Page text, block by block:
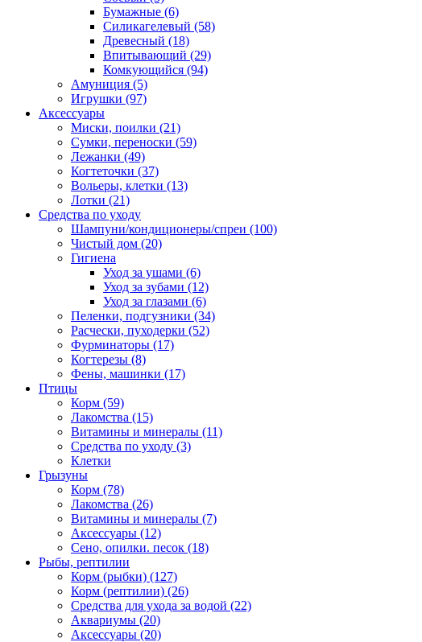
Бумажные (6)
Силикагелевый (58)
Древесный (18)
Впитывающий (29)
Комкующийся (94)
Амуниция (5)
Игрушки (97)
Аксессуары
Миски, поилки (21)
Сумки, переноски (59)
Лежанки (49)
Когтеточки (37)
Вольеры, клетки (13)
Лотки (21)
Средства по уходу
Шампуни/кондиционеры/спреи (100)
Чистый дом (20)
Гигиена
Уход за ушами (6)
Уход за зубами (12)
Уход за глазами (6)
Пеленки, подгузники (34)
Расчески, пуходерки (52)
Фурминаторы (17)
Когтерезы (8)
Фены, машинки (17)
Птицы
Корм (59)
Лакомства (15)
Витамины и минералы (11)
Средства по уходу (3)
Клетки
Грызуны
Корм (78)
Лакомства (26)
Витамины и минералы (7)
Аксессуары (12)
Сено, опилки. песок (18)
Рыбы, рептилии
Корм (рыбки) (127)
Корм (рептилии) (26)
Средства для ухода за водой (22)
Аквариумы (20)
Аксессуары (20)